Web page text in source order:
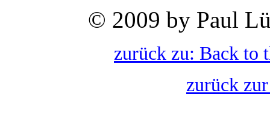
© 2009 by Paul
zurück zu: Back to
zurück